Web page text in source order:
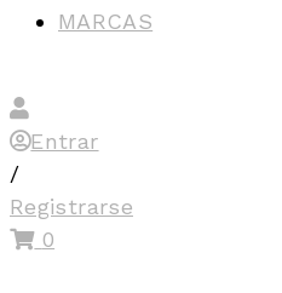
MARCAS
Entrar
/
Registrarse
0